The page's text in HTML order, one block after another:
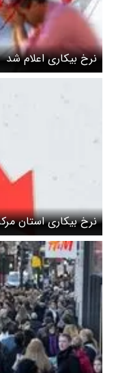
نرخ بیکاری اعلام شد
نرخ بیکاری استان